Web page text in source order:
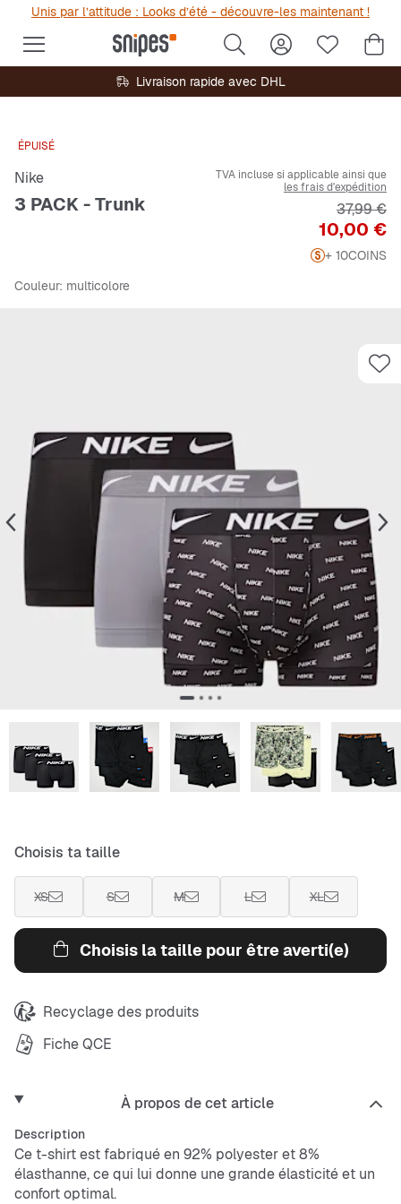
Unis par l’attitude : Looks d’été - découvre-les maintenant !
Livraison rapide avec DHL
ÉPUISÉ
Nike
3 PACK - Trunk
TVA incluse si applicable ainsi que
les frais d'expédition
Prix
10,00 €
Prix
37,99 €
+ 10COINS
Couleur: multicolore
Choisis ta taille
XS S M L XL
Choisis la taille pour être averti(e)
Recyclage des produits
Fiche QCE
À propos de cet article
Description
Ce t-shirt est fabriqué en 92% polyester et 8%
élasthanne, ce qui lui donne une grande élasticité et un
confort optimal.